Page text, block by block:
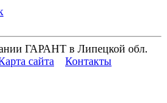
ГАРАНТ в Липецкой обл.
сайта
Контакты